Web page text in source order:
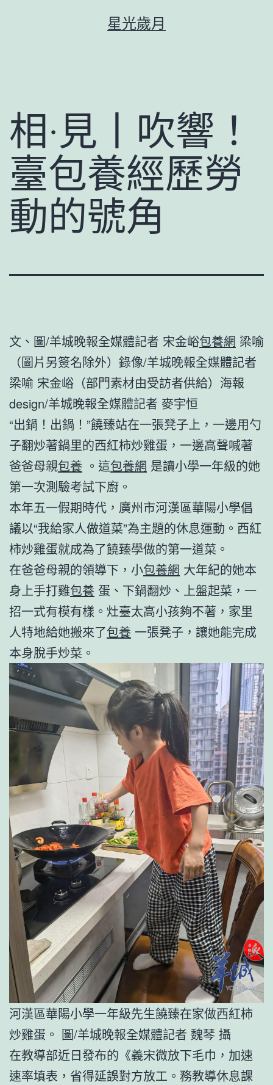
星光歲月
相·見丨吹響！
臺包養經歷勞
動的號角
文、圖/羊城晚報全媒體記者 宋金峪包養網 梁喻
（圖片另簽名除外）錄像/羊城晚報全媒體記者
梁喻 宋金峪（部門素材由受訪者供給）海報
design/羊城晚報全媒體記者 麥宇恒
“出鍋！出鍋！”饒臻站在一張凳子上，一邊用勺
子翻炒著鍋里的西紅柿炒雞蛋，一邊高聲喊著
爸爸母親包養 。這包養網 是讀小學一年級的她
第一次測驗考試下廚。
本年五一假期時代，廣州市河漢區華陽小學倡
議以“我給家人做道菜”為主題的休息運動。西紅
柿炒雞蛋就成為了饒臻學做的第一道菜。
在爸爸母親的領導下，小包養網 大年紀的她本
身上手打雞包養 蛋、下鍋翻炒、上盤起菜，一
招一式有模有樣。灶臺太高小孩夠不著，家里
人特地給她搬來了包養 一張凳子，讓她能完成
本身脫手炒菜。
河漢區華陽小學一年級先生饒臻在家做西紅柿
炒雞蛋。 圖/羊城晚報全媒體記者 魏琴 攝
在教導部近日發布的《義宋微放下毛巾，加速
速率填表，省得延誤對方放工。務教導休息課